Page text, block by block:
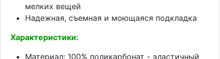
мелких вещей
Надежная, съемная и моющаяся подкладка
Характеристики:
Материал: 100% поликарбонат - эластичный